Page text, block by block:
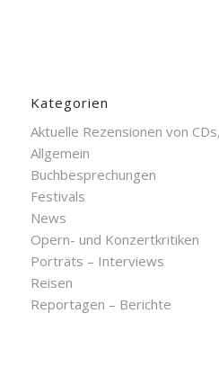
Kategorien
Aktuelle Rezensionen von
Allgemein
Buchbesprechungen
Festivals
News
Opern- und Konzertkritiken
Porträts – Interviews
Reisen
Reportagen – Berichte